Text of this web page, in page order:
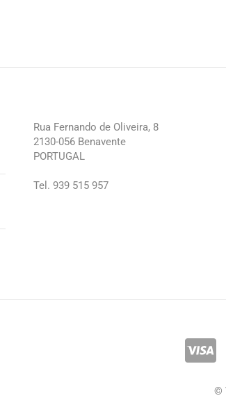
Rua Fernando de Oliveira, 8
2130-056 Benavente
PORTUGAL
Tel. 939 515 957
©